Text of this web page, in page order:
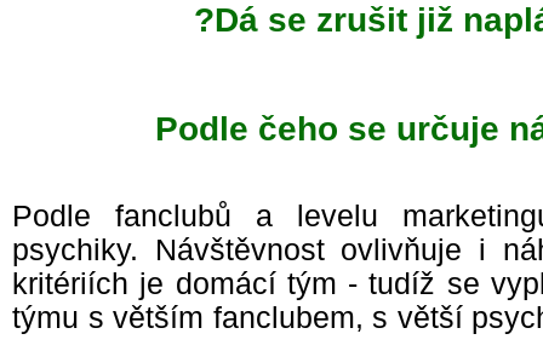
Dá se zrušit již
Podle čeho se určuje
Podle fanclubů a levelu
psychiky. Návštěvnost ovlivňuje i
kritériích je domácí tým - tudíž se
týmu s větším fanclubem, s větší